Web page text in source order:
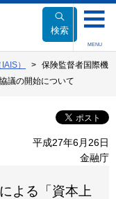
検索
MENU
）
保険監督者国際機
議の開始について
平成27年6月26日
金融庁
よる「資本上